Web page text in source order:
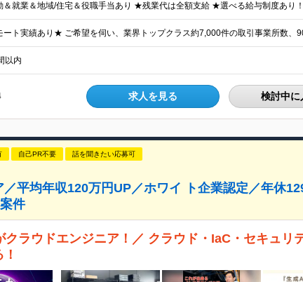
以内
求人を見る 検討中に
自己PR不要 話を聞きたい応募可
平均年収120万円UP／ホワイ ト企業認定／年休
件
クラウドエンジニア！／ クラウド・IaC・セキュリ